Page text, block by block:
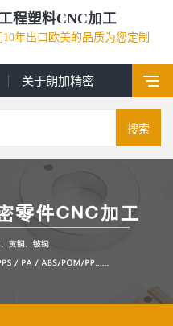
程塑料CNC加工
10年出口欧美的品质为您定制
关于朗加精密
搜索